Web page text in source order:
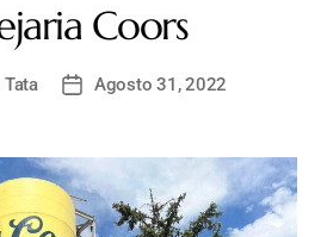
Coors
Tata Agosto 31, 2022